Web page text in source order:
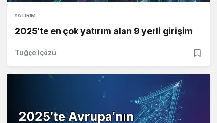
YATIRIM
2025'te en çok yatırım alan 9 yerli girişim
Tuğçe İçözü